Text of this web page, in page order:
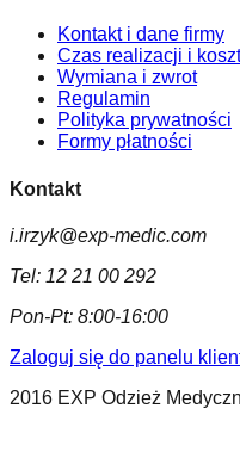
Kontakt i dane firmy
Czas realizacji i
Wymiana i zwrot
Regulamin
Polityka prywatności
Formy płatności
Kontakt
i.irzyk@exp-medic.com
Tel: 12 21 00 292
Pon-Pt: 8:00-16:00
Zaloguj się do panelu
2016 EXP Odzież